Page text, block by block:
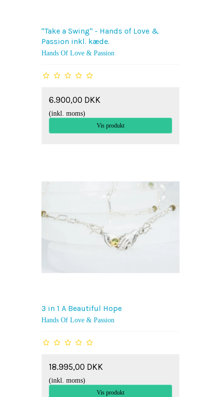
"Take a Swing" - Hands of Love &
Passion inkl. kæde.
Hands Of Love & Passion
6.900,00 DKK
(inkl. moms)
Vis produkt
3 in 1 A Beautiful Hope
Hands Of Love & Passion
18.995,00 DKK
(inkl. moms)
Vis produkt